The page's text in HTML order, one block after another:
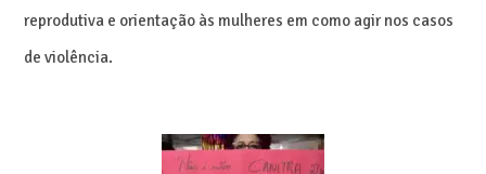
reprodutiva e orientação às mulheres em como agir nos casos
de violência.